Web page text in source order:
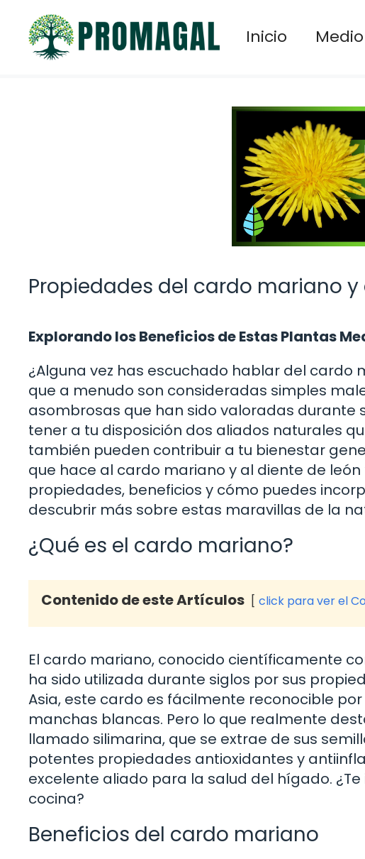
contenido
Inicio
Propiedades del cardo mariano
Explorando los Beneficios de Estas Plantas
¿Alguna vez has escuchado hablar del cardo
que a menudo son consideradas simples
asombrosas que han sido valoradas durante
tener a tu disposición dos aliados naturales
también pueden contribuir a tu bienestar
que hace al cardo mariano y al diente de
propiedades, beneficios y cómo puedes
descubrir más sobre estas maravillas de la
¿Qué es el cardo mariano?
Contenido de este Artículos click para ver el
El cardo mariano, conocido científicamente
ha sido utilizada durante siglos por sus
Asia, este cardo es fácilmente reconocible
manchas blancas. Pero lo que realmente
llamado silimarina, que se extrae de sus
potentes propiedades antioxidantes y
excelente aliado para la salud del hígado.
cocina?
Beneficios del cardo mariano